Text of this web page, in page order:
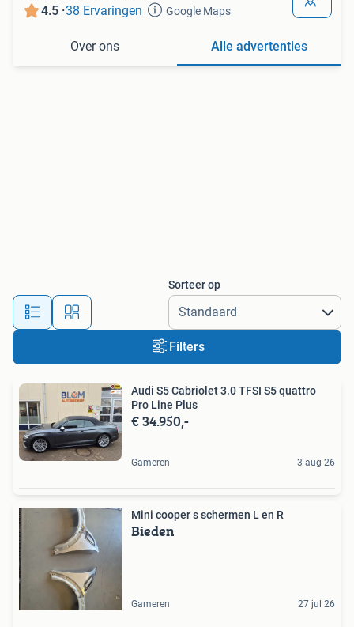
4.5 ·38 Ervaringen Google Maps
Over ons Alle advertenties
Sorteer op
Filters
Audi S5 Cabriolet 3.0 TFSI S5 quattro
Pro Line Plus
€ 34.950,-
Gameren 3 aug 26
Mini cooper s schermen L en R
Bieden
Gameren 27 jul 26